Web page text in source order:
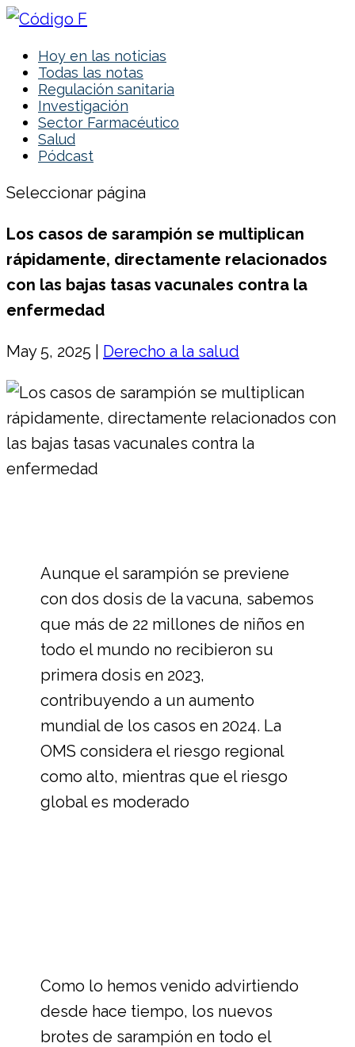
Hoy en las noticias
Todas las notas
Regulación sanitaria
Investigación
Sector Farmacéutico
Salud
Pódcast
Seleccionar página
Los casos de sarampión se multiplican
rápidamente, directamente relacionados
con las bajas tasas vacunales contra la
enfermedad
May 5, 2025 Derecho a la salud
Aunque el sarampión se previene
con dos dosis de la vacuna, sabemos
que más de 22 millones de niños en
todo el mundo no recibieron su
primera dosis en 2023,
contribuyendo a un aumento
mundial de los casos en 2024. La
OMS considera el riesgo regional
como alto, mientras que el riesgo
global es moderado
Como lo hemos venido advirtiendo
desde hace tiempo, los nuevos
brotes de sarampión en todo el